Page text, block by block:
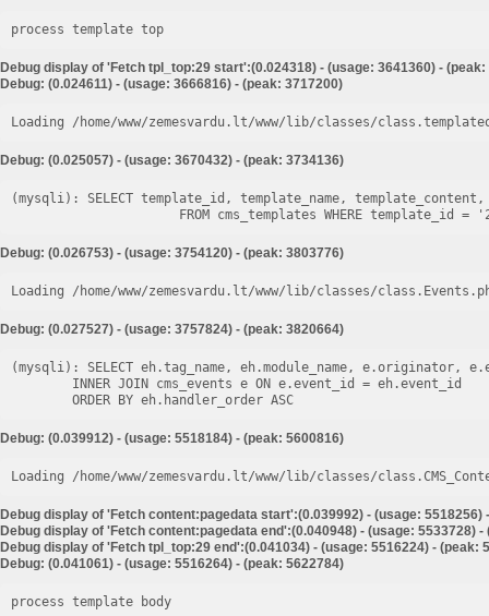
process template top
Debug display of 'Fetch tpl_top:29 start':(0.024318) - (usage: 3641360) - (peak:
Debug: (0.024611) - (usage: 3666816) - (peak: 3717200)
Loading /home/www/zemesvardu.lt/www/lib/classes/
Debug: (0.025057) - (usage: 3670432) - (peak: 3734136)
(mysqli): SELECT template_id, template_name,
Debug: (0.026753) - (usage: 3754120) - (peak: 3803776)
Loading /home/www/zemesvardu.lt/www/lib/classes/
Debug: (0.027527) - (usage: 3757824) - (peak: 3820664)
(mysqli): SELECT eh.tag_name, eh.module_name, e.originator,
Debug: (0.039912) - (usage: 5518184) - (peak: 5600816)
Loading /home/www/zemesvardu.lt/www/lib/classes/
Debug display of 'Fetch content:pagedata start':(0.039992) - (usage: 5518256)
Debug display of 'Fetch content:pagedata end':(0.040948) - (usage: 5533728) -
Debug display of 'Fetch tpl_top:29 end':(0.041034) - (usage: 5516224) - (peak:
Debug: (0.041061) - (usage: 5516264) - (peak: 5622784)
process template body